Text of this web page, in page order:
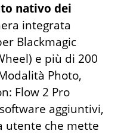
nativo dei
integrata
Blackmagic
e più di 200
Photo,
Flow 2 Pro
aggiuntivi,
utente che mette